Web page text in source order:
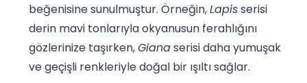
beğenisine sunulmuştur. Örneğin,Lapisserisi
derin mavi tonlarıyla okyanusun ferahlığını
gözlerinize taşırken,Gianaserisi daha yumuşak
ve geçişli renkleriyle doğal bir ışıltı sağlar.